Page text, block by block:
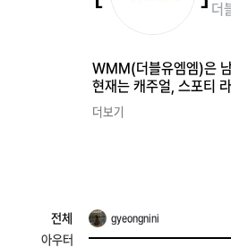
더
WMM(더블유엠엠)은
현재는 캐주얼, 스포티
더보기
전체
아우터
gyeongnini